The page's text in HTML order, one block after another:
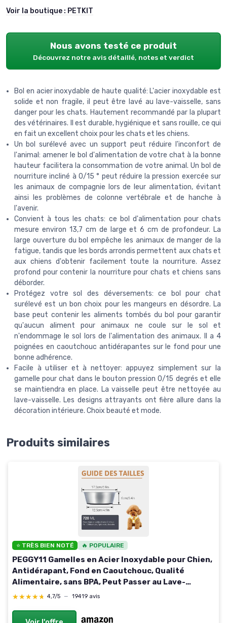
Voir la boutique : PETKIT
Nous avons testé ce produit
Découvrez notre avis détaillé, notes et verdict
Bol en acier inoxydable de haute qualité: L'acier inoxydable est
solide et non fragile, il peut être lavé au lave-vaisselle, sans
danger pour les chats. Hautement recommandé par la plupart
des vétérinaires. Il est durable, hygiénique et sans rouille, ce qui
en fait un excellent choix pour les chats et les chiens.
Un bol surélevé avec un support peut réduire l'inconfort de
l'animal: amener le bol d'alimentation de votre chat à la bonne
hauteur facilitera la consommation de votre animal. Un bol de
nourriture incliné à 0/15 ° peut réduire la pression exercée sur
les animaux de compagnie lors de leur alimentation, évitant
ainsi les problèmes de colonne vertébrale et de hanche à
l'avenir.
Convient à tous les chats: ce bol d'alimentation pour chats
mesure environ 13,7 cm de large et 6 cm de profondeur. La
large ouverture du bol empêche les animaux de manger de la
fatigue, tandis que les bords arrondis permettent aux chats et
aux chiens d'obtenir facilement toute la nourriture. Assez
profond pour contenir la nourriture pour chats et chiens sans
déborder.
Protégez votre sol des déversements: ce bol pour chat
surélevé est un bon choix pour les mangeurs en désordre. La
base peut contenir les aliments tombés du bol pour garantir
qu'aucun aliment pour animaux ne coule sur le sol et
n'endommage le sol lors de l'alimentation des animaux. Il a 4
poignées en caoutchouc antidérapantes sur le fond pour une
bonne adhérence.
Facile à utiliser et à nettoyer: appuyez simplement sur la
gamelle pour chat dans le bouton pression 0/15 degrés et elle
se maintiendra en place. La vaisselle peut être nettoyée au
lave-vaisselle. Les designs attrayants ont fière allure dans la
décoration intérieure. Choix beauté et mode.
Produits similaires
⭐ TRÈS BIEN NOTÉ 🔥 POPULAIRE
PEGGY11 Gamelles en Acier Inoxydable pour Chien,
Antidérapant, Fond en Caoutchouc, Qualité
Alimentaire, sans BPA, Peut Passer au Lave-
Vaisselle, Facile à Nettoyer, 720 ML, Paquet de 2
★★★★★
★★★★★ 4,7/5 — 19419 avis